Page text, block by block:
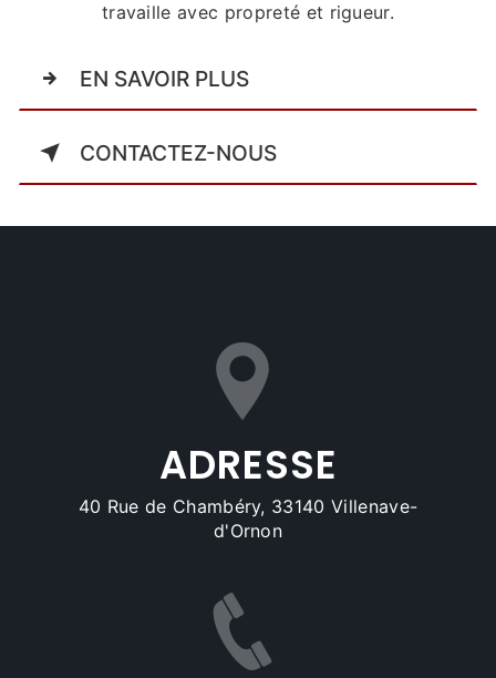
travaille avec propreté et rigueur.
EN SAVOIR PLUS
CONTACTEZ-NOUS
ADRESSE
40 Rue de Chambéry, 33140 Villenave-
d'Ornon